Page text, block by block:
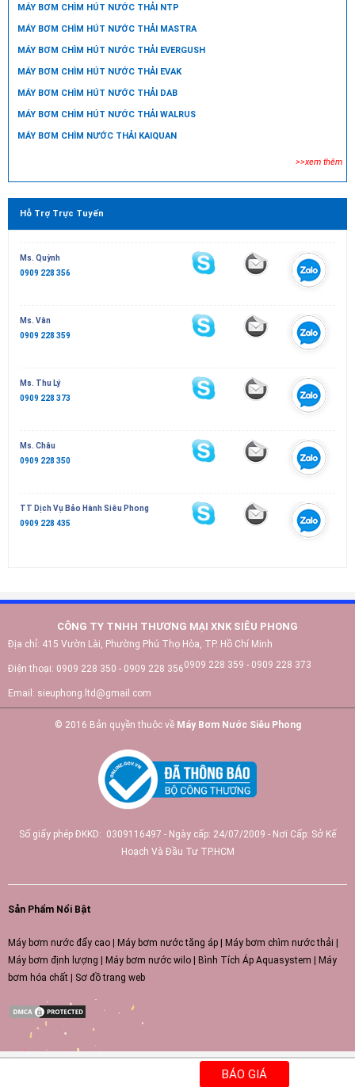
BÁO GIÁ
MÁY BƠM CHÌM HÚT NƯỚC THẢI NTP
MÁY BƠM CHÌM HÚT NƯỚC THẢI MASTRA
MÁY BƠM CHÌM HÚT NƯỚC THẢI EVERGUSH
MÁY BƠM CHÌM HÚT NƯỚC THẢI EVAK
MÁY BƠM CHÌM HÚT NƯỚC THẢI DAB
MÁY BƠM CHÌM HÚT NƯỚC THẢI WALRUS
MÁY BƠM CHÌM NƯỚC THẢI KAIQUAN
>>xem thêm
Hỗ Trợ Trực Tuyến
Ms. Quỳnh
0909 228 356
Ms. Vân
0909 228 359
Ms. Thu Lý
0909 228 373
Ms. Châu
0909 228 350
TT Dịch Vụ Bảo Hành Siêu Phong
0909 228 435
CÔNG TY TNHH THƯƠNG MẠI XNK SIÊU PHONG
Địa chỉ: 415 Vườn Lài, Phường Phú Thọ Hòa, TP. Hồ Chí Minh
Điện thoại: 0909 228 350 - 0909 228 3560909 228 359 - 0909 228 373
Email: sieuphong.ltd@gmail.com
© 2016 Bản quyền thuộc về Máy Bơm Nước Siêu Phong
Số giấy phép ĐKKD: 0309116497 - Ngày cấp: 24/07/2009 - Nơi Cấp: Sở Kế
Hoạch Và Đầu Tư TP.HCM
Sản Phẩm Nổi Bật
Máy bơm nước đẩy cao Máy bơm nước tăng áp Máy bơm chìm nước thải
Máy bơm định lượng
Máy bơm nước wilo Bình Tích Áp Aquasystem
Máy
bơm hóa chất
Sơ đồ trang web
66tv